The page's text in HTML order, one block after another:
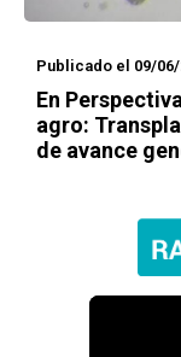
Publicado el 09/06/
En
agro:
de avance